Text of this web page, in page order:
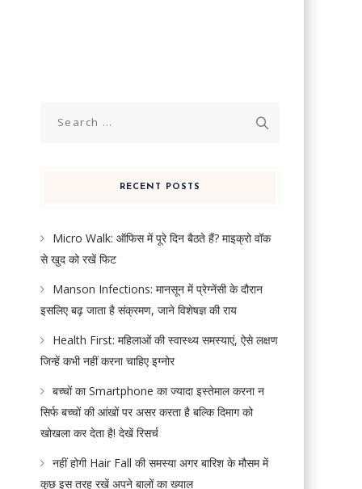
RECENT POSTS
Micro Walk: ऑफिस में पूरे दिन बैठते हैं? माइक्रो वॉक
से खुद को रखें फिट
Manson Infections: मानसून में प्रेग्नेंसी के दौरान
इसलिए बढ़ जाता है संक्रमण, जाने विशेषज्ञ की राय
Health First: महिलाओं की स्वास्थ्य समस्याएं, ऐसे लक्षण
जिन्हें कभी नहीं करना चाहिए इग्नोर
बच्चों का Smartphone का ज्यादा इस्तेमाल करना न
सिर्फ बच्चों की आंखों पर असर करता है बल्कि दिमाग को
खोखला कर देता है! देखें रिसर्च
नहीं होगी Hair Fall की समस्या अगर बारिश के मौसम में
कुछ इस तरह रखें अपने बालों का ख्याल